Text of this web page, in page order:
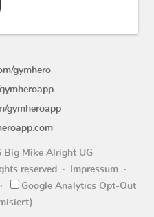
gymhero
gymheroapp
Big Mike Alright UG
reserved
Impressum
Google Analytics Opt-Out